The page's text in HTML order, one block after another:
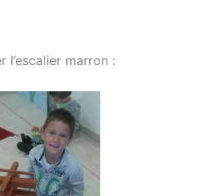
marron :